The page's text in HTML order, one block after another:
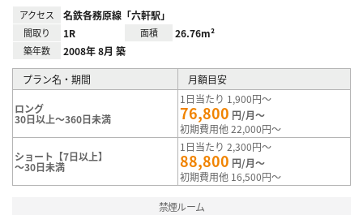
アクセス 名鉄各務原線「六軒駅」
間取り 1R 面積 26.76m²
築年数 2008年 8月 築
プラン名・期間 月額目安
ロング
30日以上～360日未満
1日当たり 1,900円～
76,800 円/月～
初期費用他 22,000円～
ショート【7日以上】
～30日未満
1日当たり 2,300円～
88,800 円/月～
初期費用他 16,500円～
禁煙ルーム